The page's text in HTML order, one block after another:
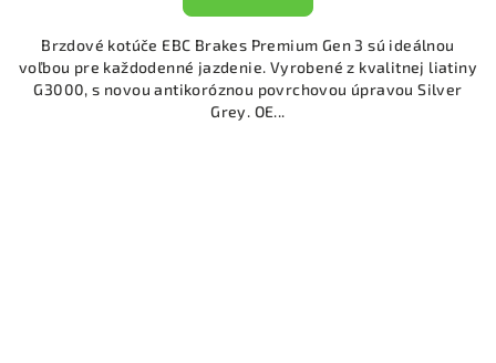
Brzdové kotúče EBC Brakes Premium Gen 3 sú ideálnou
voľbou pre každodenné jazdenie. Vyrobené z kvalitnej liatiny
G3000, s novou antikoróznou povrchovou úpravou Silver
Grey. OE...